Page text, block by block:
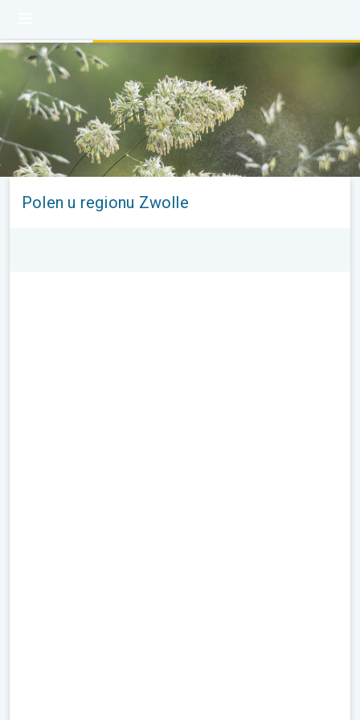
Polen u regionu Zwolle